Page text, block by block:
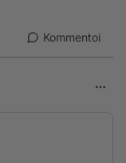
Kommentoi